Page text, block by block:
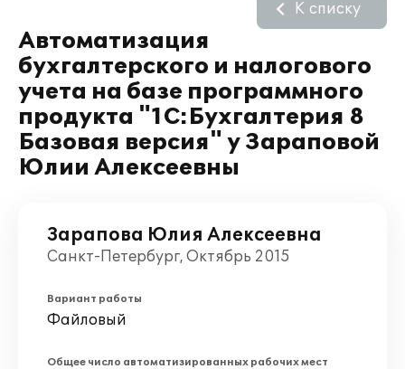
Автоматизация
бухгалтерского и налогового
учета на базе программного
продукта "1С:Бухгалтерия 8
Базовая версия" у Зараповой
Юлии Алексеевны
К списку
Зарапова Юлия Алексеевна
Санкт-Петербург, Октябрь 2015
Вариант работы
Файловый
Общее число автоматизированных рабочих мест